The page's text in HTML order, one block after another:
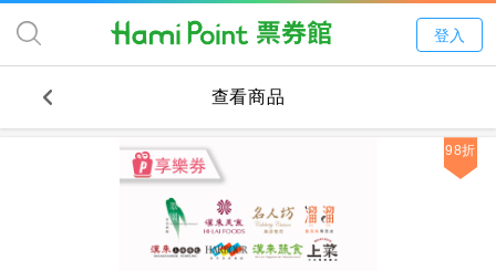
登入
查看商品
98折